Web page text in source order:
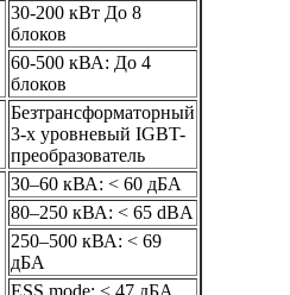
30-200 кВт До 8
блоков
60-500 кВА: До 4
блоков
Безтрансформаторный
3-х уровневый IGBT-
преобразователь
30–60 кВА: < 60 дБA
80–250 кВА: < 65 dBA
250–500 кВА: < 69
дБA
ESS mode: < 47 дБA